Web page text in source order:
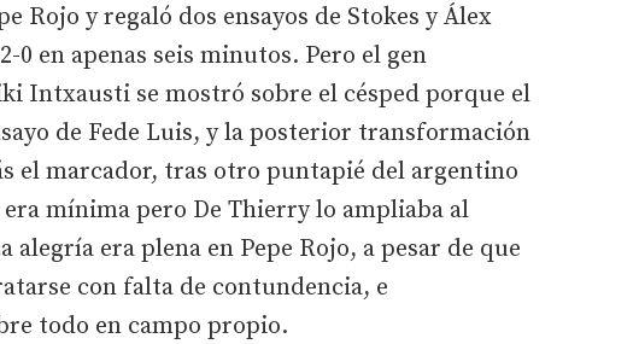
Rojo y regaló dos ensayos de Stokes y Álex
0 en apenas seis minutos. Pero el gen
Intxausti se mostró sobre el césped porque el
de Fede Luis, y la posterior transformación
el marcador, tras otro puntapié del argentino
era mínima pero De Thierry lo ampliaba al
alegría era plena en Pepe Rojo, a pesar de que
con falta de contundencia, e
todo en campo propio.